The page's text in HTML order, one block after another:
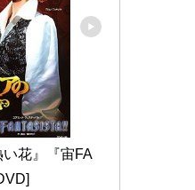
い花』『宙FA